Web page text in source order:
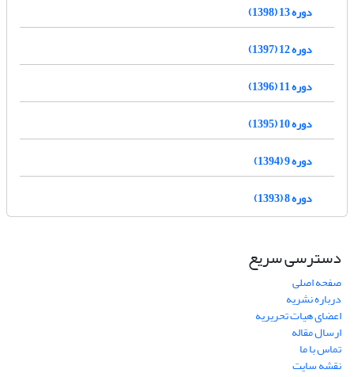
دوره 13 (1398)
دوره 12 (1397)
دوره 11 (1396)
دوره 10 (1395)
دوره 9 (1394)
دوره 8 (1393)
دسترسی سریع
صفحه اصلی
درباره نشریه
اعضای هیات تحریریه
ارسال مقاله
تماس با ما
نقشه سایت